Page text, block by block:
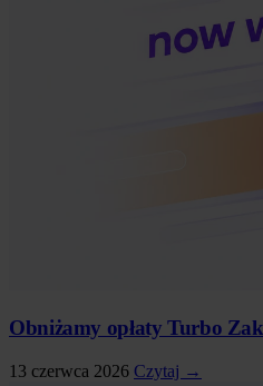
Obniżamy opłaty Turbo
13 czerwca 2026 Czytaj →